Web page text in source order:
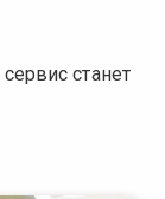
станет